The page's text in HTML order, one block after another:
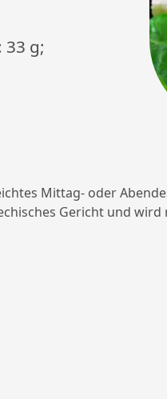
g;
Mittag- oder
Gericht und